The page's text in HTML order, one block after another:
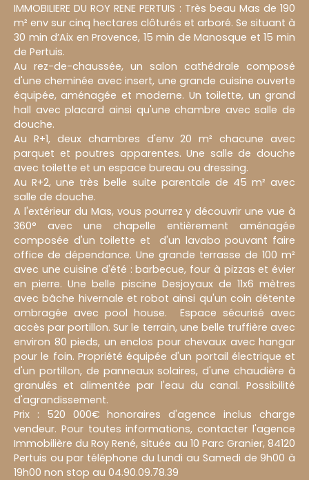
IMMOBILIERE DU ROY RENE PERTUIS : Très beau Mas de 190
m² env sur cinq hectares clôturés et arboré. Se situant à
30 min d’Aix en Provence, 15 min de Manosque et 15 min
de Pertuis.
Au rez-de-chaussée, un salon cathédrale composé
d'une cheminée avec insert, une grande cuisine ouverte
équipée, aménagée et moderne. Un toilette, un grand
hall avec placard ainsi qu'une chambre avec salle de
douche.
Au R+1, deux chambres d'env 20 m² chacune avec
parquet et poutres apparentes. Une salle de douche
avec toilette et un espace bureau ou dressing.
Au R+2, une très belle suite parentale de 45 m² avec
salle de douche.
A l'extérieur du Mas, vous pourrez y découvrir une vue à
360° avec une chapelle entièrement aménagée
composée d'un toilette et d'un lavabo pouvant faire
office de dépendance. Une grande terrasse de 100 m²
avec une cuisine d'été : barbecue, four à pizzas et évier
en pierre. Une belle piscine Desjoyaux de 11x6 mètres
avec bâche hivernale et robot ainsi qu'un coin détente
ombragée avec pool house. Espace sécurisé avec
accès par portillon. Sur le terrain, une belle truffière avec
environ 80 pieds, un enclos pour chevaux avec hangar
pour le foin. Propriété équipée d'un portail électrique et
d'un portillon, de panneaux solaires, d'une chaudière à
granulés et alimentée par l'eau du canal. Possibilité
d'agrandissement.
Prix : 520 000€ honoraires d'agence inclus charge
vendeur. Pour toutes informations, contacter l'agence
Immobilière du Roy René, située au 10 Parc Granier, 84120
Pertuis ou par téléphone du Lundi au Samedi de 9h00 à
19h00 non stop au 04.90.09.78.39